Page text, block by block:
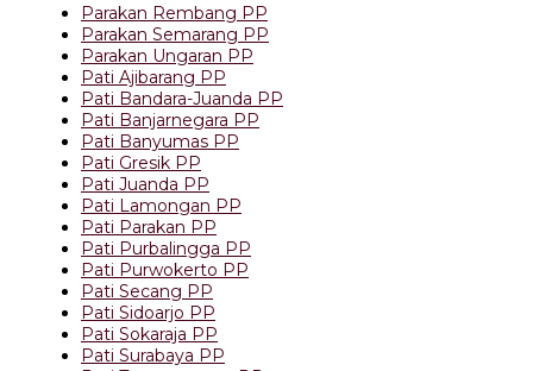
Parakan Rembang PP
Parakan Semarang PP
Parakan Ungaran PP
Pati Ajibarang PP
Pati Bandara-Juanda PP
Pati Banjarnegara PP
Pati Banyumas PP
Pati Gresik PP
Pati Juanda PP
Pati Lamongan PP
Pati Parakan PP
Pati Purbalingga PP
Pati Purwokerto PP
Pati Secang PP
Pati Sidoarjo PP
Pati Sokaraja PP
Pati Surabaya PP